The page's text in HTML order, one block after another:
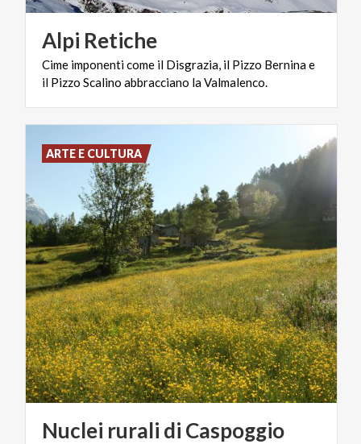
Alpi Retiche
Cime imponenticome il Disgrazia, il Pizzo Berninae
il Pizzo Scalino abbracciano laValmalenco.
Nuclei rurali di Caspoggio
ARTE E CULTURA